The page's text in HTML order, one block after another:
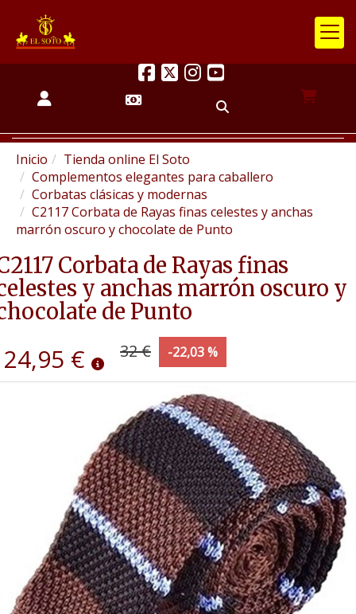
Inicio
Tienda online El Soto
Complementos elegantes para caballero
Corbatas clásicas y modernas
C2117 Corbata de Rayas finas celestes y anchas
marrón oscuro y chocolate de Punto
Corbata de Rayas finas
y anchas marrón oscuro y
de Punto
24,95 € 32 € -22,03 %